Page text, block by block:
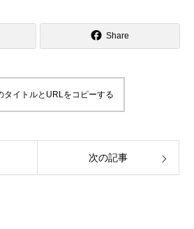
インコライフをさらに楽しいものにしたい。
ンコさんと「生涯の相棒」と呼べるような
、生きていく」 生涯の相棒インコと寄り添
る生活を愛鳥家さんと一緒にデザインして
Share
タイトルとURLをコピーする
次の記事